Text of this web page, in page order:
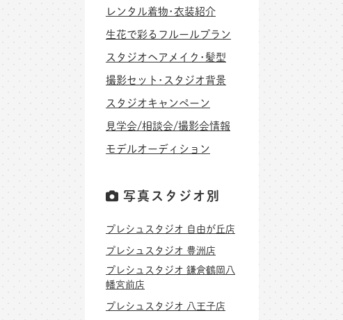
レンタル着物･衣装紹介
生花で彩るフルールプラン
スタジオヘアメイク･髪型
撮影セット･スタジオ背景
スタジオキャンペーン
見学会/相談会/撮影会情報
モデルオーディション
写真スタジオ別
プレシュスタジオ 自由が丘店
プレシュスタジオ 豊洲店
プレシュスタジオ 鎌倉鶴岡八
幡宮前店
プレシュスタジオ 八王子店